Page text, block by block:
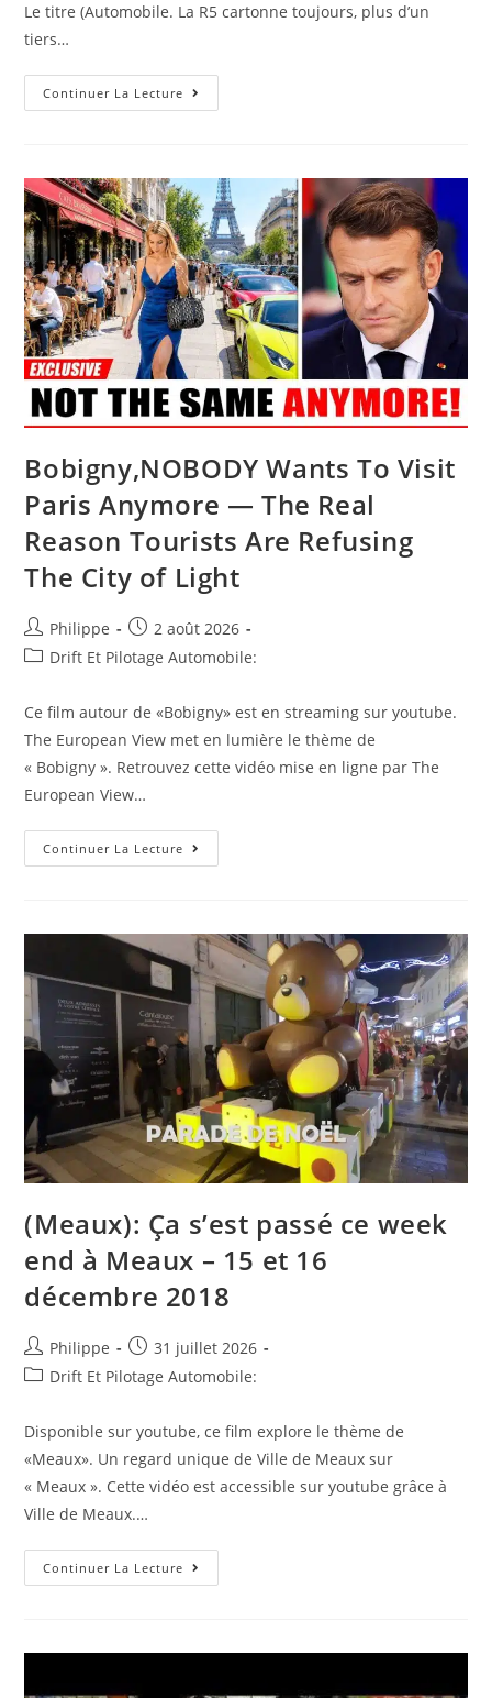
Le titre (Automobile. La R5 cartonne toujours, plus d’un
tiers…
Continuer La Lecture Revue
De
La
R5
Cartonne
Toujours,
Plus
D’un
Tiers
Des
Voitures
Neuves
Vendues
En
France
Sont
Électriques
Bobigny,NOBODY Wants To Visit
Paris Anymore — The Real
Reason Tourists Are Refusing
The City of Light
Auteur/autrice
de
Philippe
Post
published:
2 août 2026
PostDrift Et Pilotage Automobile:
Ce film autour de «Bobigny» est en streaming sur youtube.
The European View met en lumière le thème de
« Bobigny ». Retrouvez cette vidéo mise en ligne par The
European View…
Continuer La Lecture Bobigny,NOBODY
Wants
—
The
Real
Reason
Tourists
Are
Refusing
The
City
Of
Light
(Meaux): Ça s’est passé ce week
end à Meaux – 15 et 16
décembre 2018
Auteur/autrice
de
Philippe
Post
published:
31 juillet 2026
PostDrift Et Pilotage Automobile:
Disponible sur youtube, ce film explore le thème de
«Meaux». Un regard unique de Ville de Meaux sur
« Meaux ». Cette vidéo est accessible sur youtube grâce à
Ville de Meaux.…
Continuer La Lecture (Meaux):
Ça
End
Meaux